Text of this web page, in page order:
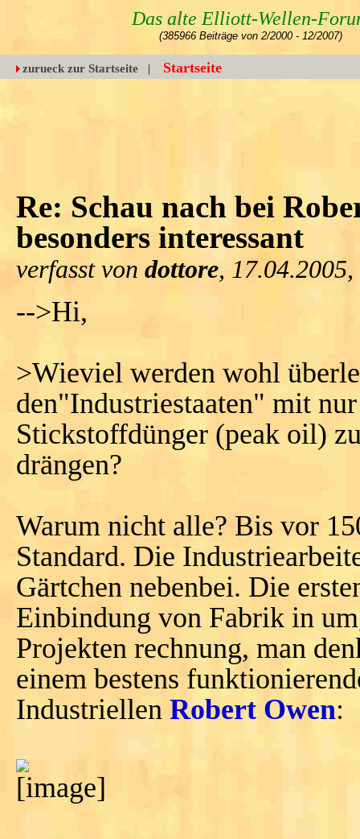
Das alte Elliott-Wellen-
(385966 Beiträge von 2/2000 - 12/2007)
zurueck zur Startseite | Startseite
Re: Schau nach bei
besonders interessant
verfasst von dottore,
-->Hi,
>Wieviel werden wohl
den"Industriestaaten" mit
Stickstoffdünger (peak oil)
drängen?
Warum nicht alle? Bis vor
Standard. Die
Gärtchen nebenbei. Die
Einbindung von Fabrik in
Projekten rechnung, man
einem bestens
Industriellen Robert Owen: